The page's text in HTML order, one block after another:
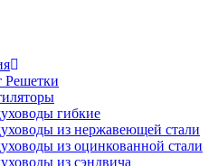
Решетки
гибкие
из нержавеющей стали
из оцинкованной стали
из сэндвича